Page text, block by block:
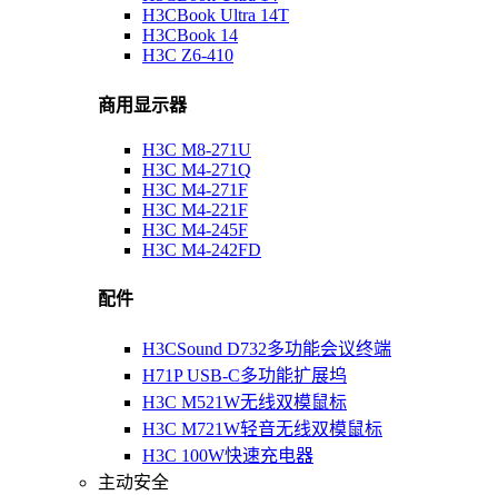
H3CBook Ultra 14T
H3CBook 14
H3C Z6-410
商用显示器
H3C M8-271U
H3C M4-271Q
H3C M4-271F
H3C M4-221F
H3C M4-245F
H3C M4-242FD
配件
H3CSound D732多功能会议终端
H71P USB-C多功能扩展坞
H3C M521W无线双模鼠标
H3C M721W轻音无线双模鼠标
H3C 100W快速充电器
主动安全